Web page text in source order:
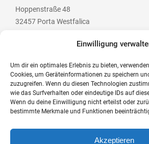
Einwilligung
Um dir ein optimales Erlebnis zu bieten,
Cookies, um Geräteinformationen zu speichern
zuzugreifen. Wenn du diesen Technologien
wie das Surfverhalten oder eindeutige IDs auf
Wenn du deine Einwilligung nicht erteilst oder
bestimmte Merkmale und Funktionen
Akzeptieren
Hausaufgabenbetreuung und
Nachmittag
DFB-Talentförderung
Studieren ab 15
Stipendien für Schüler und
Hoppenstraße 48
32457 Porta Westfalica
Telefon: +49 (0) 5 71 / 79 84 70
Telefax: +49 (0) 5 71 / 7 07 94
E-Mail: post@gym-pw.de